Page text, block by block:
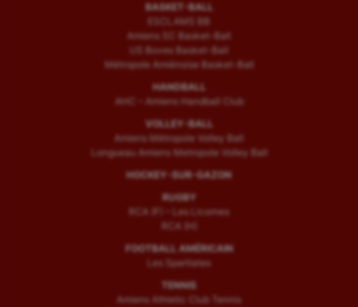
BASKET-BALL
ESCLAMS BB
Amiens SC Basket-Ball
US Boves Basket-Ball
Métropole Amiénoise Basket-Ball
HANDBALL
AHC – Amiens Handball Club
VOLLEY-BALL
Amiens Métropole Volley Ball
Longueau Amiens Metropole Volley Ball
HOCKEY-SUR-GAZON
RUGBY
RCA (F) – Les Licornes
RCA (H)
FOOTBALL AMÉRICAIN
Les Spartiates
TENNIS
Amiens Athletic Club Tennis